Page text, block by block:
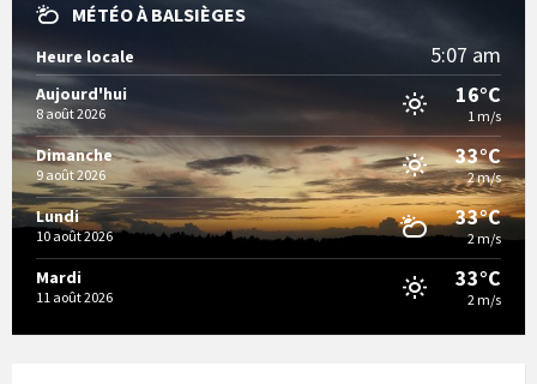
MÉTÉO À BALSIÈGES
Heure locale 5:07 am
Aujourd'hui
8 août 2026
16°C
1 m/s
Dimanche
9 août 2026
33°C
2 m/s
Lundi
10 août 2026
33°C
2 m/s
Mardi
11 août 2026
33°C
2 m/s